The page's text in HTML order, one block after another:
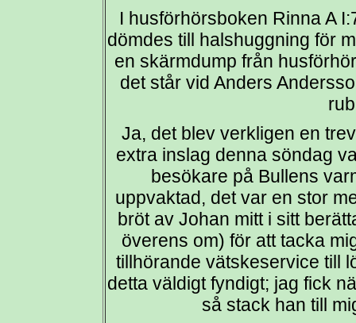
I husförhörsboken Rinna A
dömdes till halshuggning för
en skärmdump från
det står vid Anders
Ja, det blev verkligen en
extra inslag denna söndag
besökare på Bullens
uppvaktad, det var en stor
bröt av Johan mitt i sitt
överens om) för att tacka
tillhörande vätskeservice till
detta väldigt fyndigt; jag fick
så stack han till